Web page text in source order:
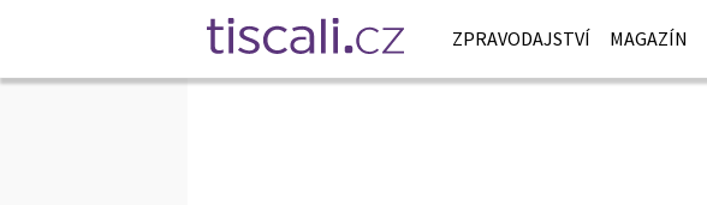
ZPRAVODAJSTVÍ MAGAZÍN